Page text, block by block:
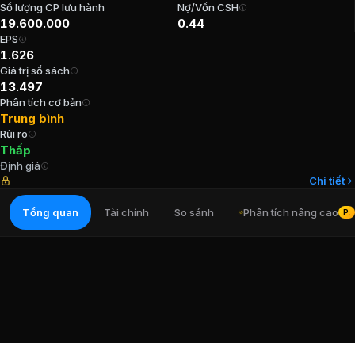
Ban lãnh đạo CTCP Bông Bạch Tuyết
Trưởng Ban kiểm soát
Tổng Giám đốc
Chủ tịch Hội đồng Quản trị
Kế toán trưởng
Phó Chủ tịch Hội đồng Quản trị
Cổ đông lớn CTCP Bông Bạch Tuyết
Công ty Cổ phần Đầu tư SGI Holdings: 74,94%
Số lượng CP lưu hành
19.600.000
Nợ/Vốn CSH
0.44
EPS
1.626
Giá trị sổ sách
13.497
Phân tích cơ bản
Trung bình
Rủi ro
Thấp
Định giá
Chi tiết
Tổng quan Tài chính So sánh Phân tích nâng cao